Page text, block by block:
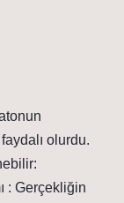
olurdu.
: Gerçekliğin